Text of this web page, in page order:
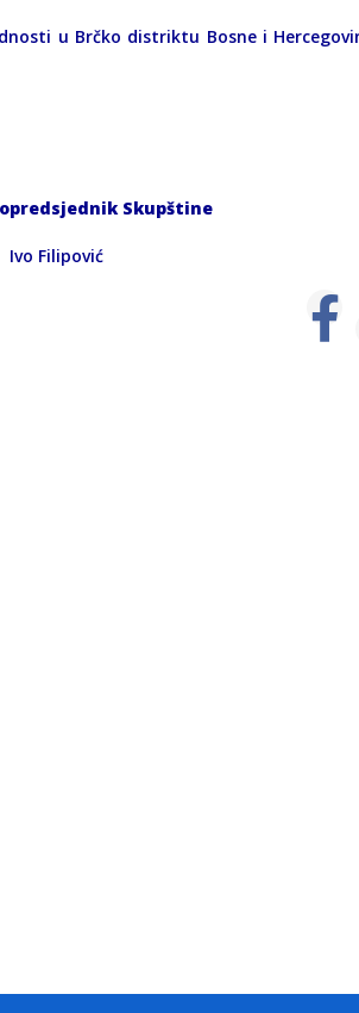
u Brčko distriktu Bosne i
Skupštine